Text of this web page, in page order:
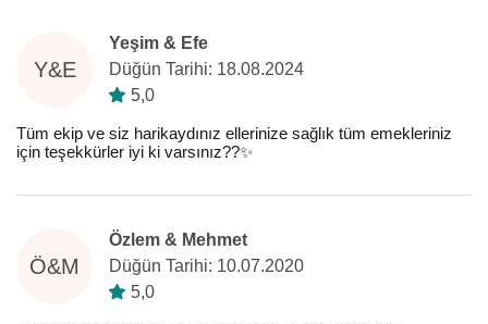
Y&E
Yeşim & Efe
Düğün Tarihi: 18.08.2024
5,0
Tüm ekip ve siz harikaydınız ellerinize sağlık tüm emekleriniz
için teşekkürler iyi ki varsınız??✨
Ö&M
Özlem & Mehmet
Düğün Tarihi: 10.07.2020
5,0